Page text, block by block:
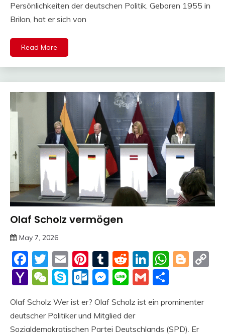
Persönlichkeiten der deutschen Politik. Geboren 1955 in
Brilon, hat er sich von
Read More
Trends
Olaf Scholz vermögen
May 7, 2026
Meme
Facebook
Twitter
EmailPinterest
Tumblr
Reddit
LinkedIn
Yahoo
WeChat
SkypeOutlook.com
Messenger
LineGmail
Olaf Scholz Wer ist er? Olaf Scholz ist ein prominenter
deutscher Politiker und Mitglied der
Sozialdemokratischen Partei Deutschlands (SPD). Er